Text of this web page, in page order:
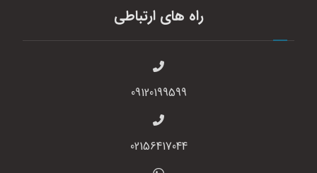
راه های ارتباطی
09120199599
02156417044